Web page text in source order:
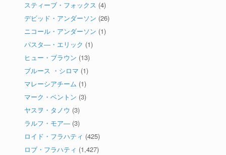
スティーブ・フォックス (4)
デビッド・アンダーソン (26)
ニコール・アンダーソン (1)
パスタ―・エリック (1)
ヒュー・ブラウン (13)
ブルース ・シロマ (1)
マレーシアチーム (1)
マーク・ベントン (3)
ヤスヲ・タノウ (3)
ラルフ・モア― (3)
ロイド・フラハティ (425)
ロブ・フラハティ (1,427)